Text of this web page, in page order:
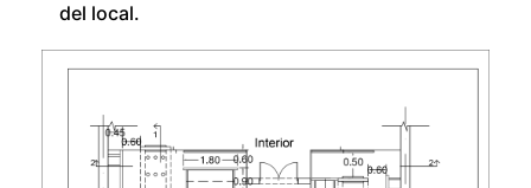
del local.